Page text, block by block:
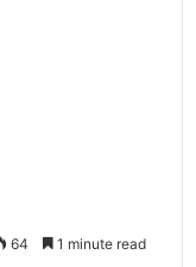
64 1 minute read